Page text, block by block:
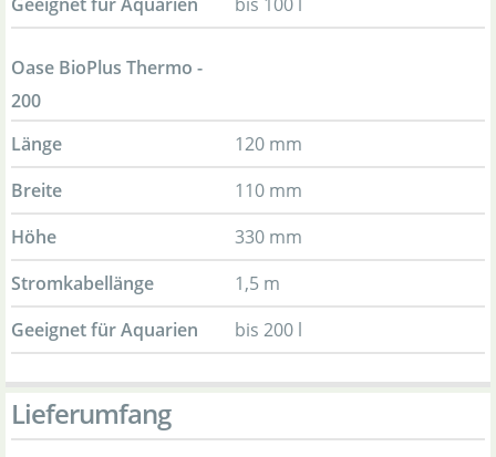
Oase BioPlus Thermo -
200
Länge
120 mm
Breite
110 mm
Höhe
330 mm
Stromkabellänge
1,5 m
Geeignet für Aquarien
bis 200 l
Lieferumfang